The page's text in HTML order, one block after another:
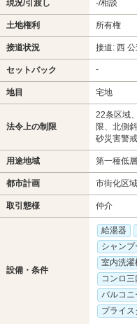
現況/引渡し -/相談
土地権利 所有権
接道状況 接道: 西
セットバック -
地目 宅地
法令上の制限
22条区域
限、北側
砂災害警
用途地域 第一種低
都市計画 市街化区域
取引態様 仲介
設備・条件
給湯器
シャン
室内洗濯
コンロ三
バルコニ
プライス